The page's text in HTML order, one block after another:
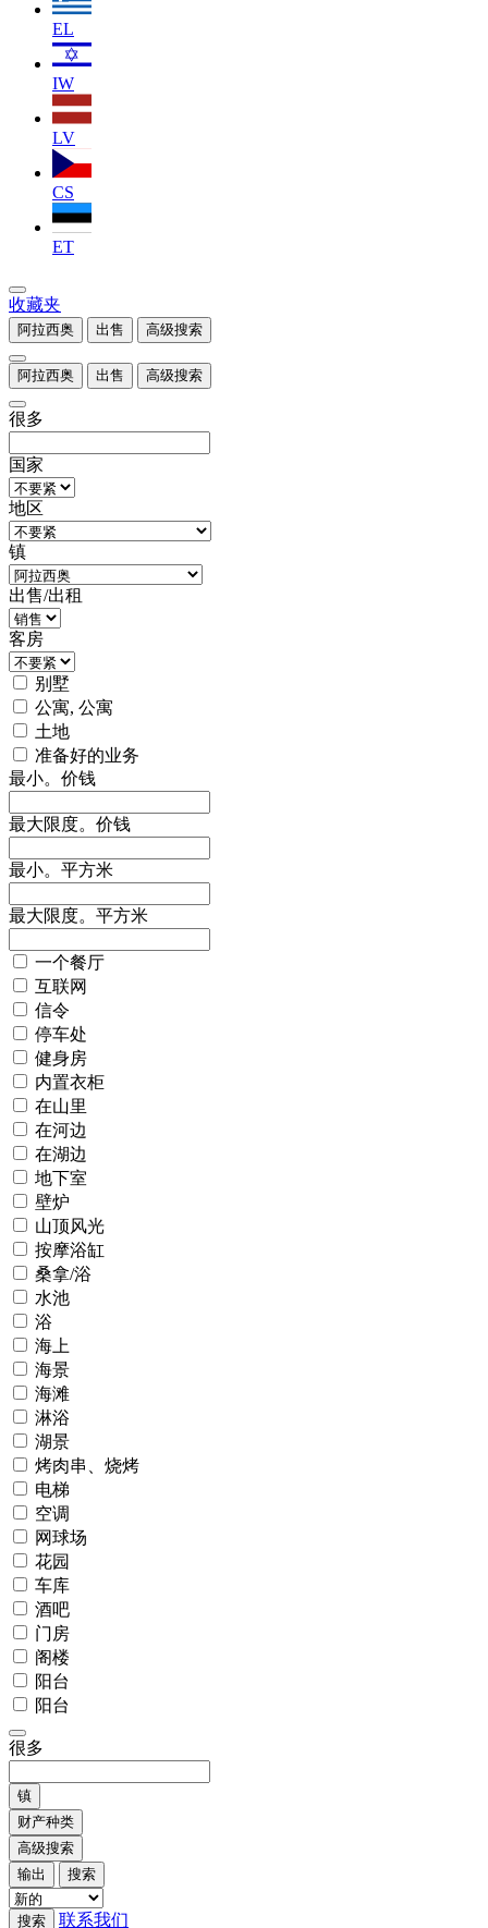
EL
IW
LV
CS
ET
收藏夹
阿拉西奥 出售 高级搜索
阿拉西奥 出售 高级搜索
很多
国家
地区
镇
出售/出租
客房
别墅
公寓, 公寓
土地
准备好的业务
最小。价钱
最大限度。价钱
最小。平方米
最大限度。平方米
一个餐厅
互联网
信令
停车处
健身房
内置衣柜
在山里
在河边
在湖边
地下室
壁炉
山顶风光
按摩浴缸
桑拿/浴
水池
浴
海上
海景
海滩
淋浴
湖景
烤肉串、烧烤
电梯
空调
网球场
花园
车库
酒吧
门房
阁楼
阳台
阳台
很多
镇
财产种类
高级搜索
输出
搜索
搜索 联系我们